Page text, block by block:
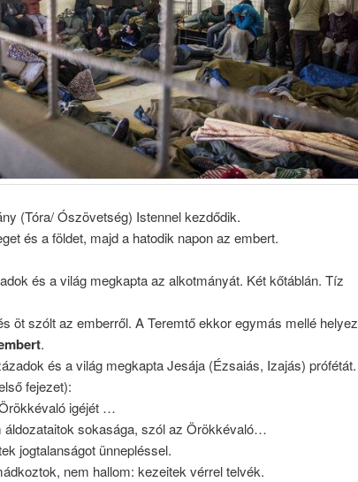
(Tóra/ Ószövetség) Istennel kezdődik.
és a földet, majd a hatodik napon az embert.
és a világ megkapta az alkotmányát. Két kőtáblán. Tíz
öt szólt az emberről. A Teremtő ekkor egymás mellé
.
és a világ megkapta Jesája (Ézsaiás, Izajás)
fejezet):
igéjét …
áldozataitok sokasága, szól az Örökkévaló…
jogtalanságot ünnepléssel.
nem hallom: kezeitek vérrel telvék.